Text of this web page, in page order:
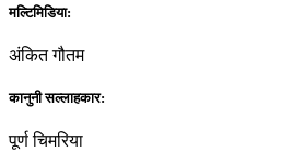
मल्टिमिडिया:
अंकित गौतम
कानुनी सल्लाहकार:
पूर्ण चिमरिया